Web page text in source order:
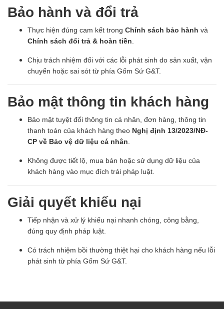
Bảo hành và đổi trả
Thực hiện đúng cam kết trong Chính sách bảo hành và
Chính sách đổi trả & hoàn tiền
Chịu trách nhiệm đối với các lỗi phát sinh do sản xuất, vận
chuyển hoặc sai sót từ phía Gốm Sứ G&T.
Bảo mật thông tin khách hàng
Bảo mật tuyệt đối thông tin cá nhân, đơn hàng, thông tin
thanh toán của khách hàng theo Nghị định 13/2023/NĐ-
CP về Bảo vệ dữ liệu cá nhân
Không được tiết lộ, mua bán hoặc sử dụng dữ liệu của
khách hàng vào mục đích trái pháp luật.
Giải quyết khiếu nại
Tiếp nhận và xử lý khiếu nại nhanh chóng, công bằng,
đúng quy định pháp luật.
Có trách nhiệm bồi thường thiệt hại cho khách hàng nếu lỗi
phát sinh từ phía Gốm Sứ G&T.